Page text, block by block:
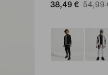
38,49 € 54,99